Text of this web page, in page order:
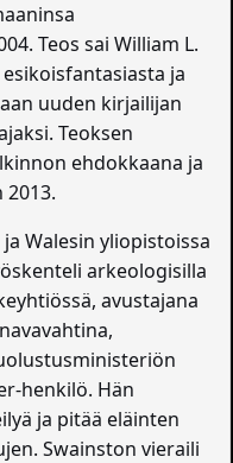
Teos sai William L.
ja
uuden kirjailijan
Teoksen
ehdokkaana ja
Walesin yliopistoissa
arkeologisilla
avustajana
henkilö. Hän
ja pitää eläinten
Swainston vieraili